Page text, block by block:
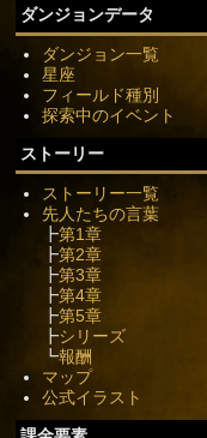
ダンジョンデータ
ダンジョン一覧
星座
フィールド種別
探索中のイベント
ストーリー
ストーリー一覧
先人たちの言葉
┣第1章
┣第2章
┣第3章
┣第4章
┣第5章
┣シリーズ
┗報酬
マップ
公式イラスト